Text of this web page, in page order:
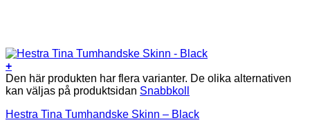
+
Den här produkten har flera varianter. De olika alternativen
kan väljas på produktsidan Snabbkoll
Hestra Tina Tumhandske Skinn – Black